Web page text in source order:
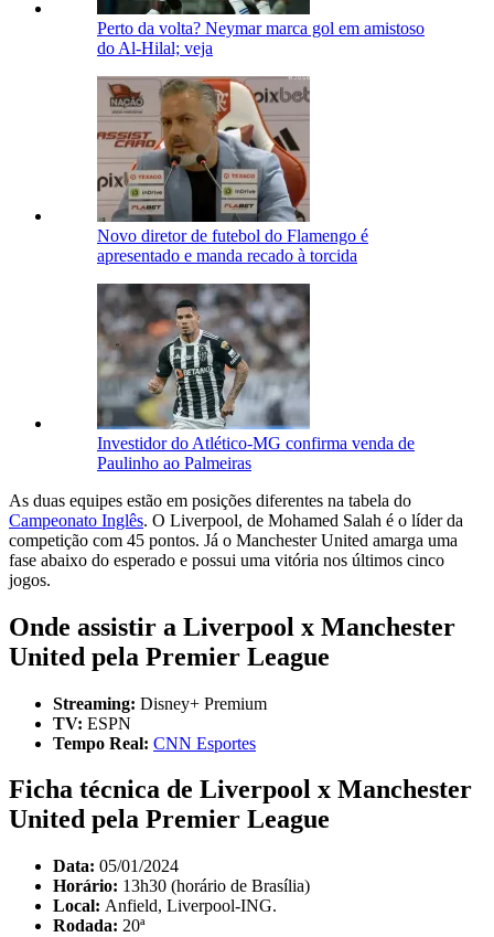
Perto da volta? Neymar marca gol em amistoso
do Al-Hilal; veja
Novo diretor de futebol do Flamengo é
apresentado e manda recado à torcida
Investidor do Atlético-MG confirma venda de
Paulinho ao Palmeiras
As duas equipes estão em posições diferentes na tabela do
Campeonato Inglês. O Liverpool, de Mohamed Salah é o líder da
competição com 45 pontos. Já o Manchester United amarga uma
fase abaixo do esperado e possui uma vitória nos últimos cinco
jogos.
Onde assistir a Liverpool x Manchester
United pela Premier League
Streaming: Disney+ Premium
TV: ESPN
Tempo Real: CNN Esportes
Ficha técnica de Liverpool x Manchester
United pela Premier League
Data: 05/01/2024
Horário: 13h30 (horário de Brasília)
Local: Anfield, Liverpool-ING.
Rodada: 20ª